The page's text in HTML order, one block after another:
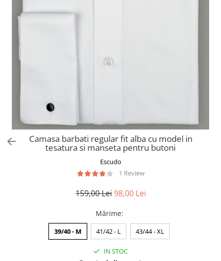
Camasa barbati regular fit alba cu model in
tesatura si manseta pentru butoni
Escudo
1 Review
159,00 Lei 98,00 Lei
Mărime:
39/40 - M 41/42 - L 43/44 - XL
IN STOC